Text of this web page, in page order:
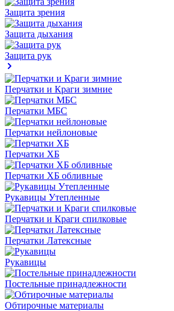
Защита зрения
Защита дыхания
Защита рук
Перчатки и Краги зимние
Перчатки МБС
Перчатки нейлоновые
Перчатки ХБ
Перчатки ХБ обливные
Рукавицы Утепленные
Перчатки и Краги спилковые
Перчатки Латексные
Рукавицы
Постельные принадлежности
Обтирочные материалы